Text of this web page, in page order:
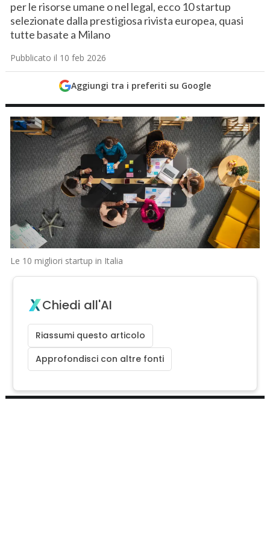
per le risorse umane o nel legal, ecco 10 startup
selezionate dalla prestigiosa rivista europea, quasi
tutte basate a Milano
Pubblicato il 10 feb 2026
Aggiungi tra i preferiti su Google
Le 10 migliori startup in Italia
Chiedi all'AI
Riassumi questo articolo
Approfondisci con altre fonti